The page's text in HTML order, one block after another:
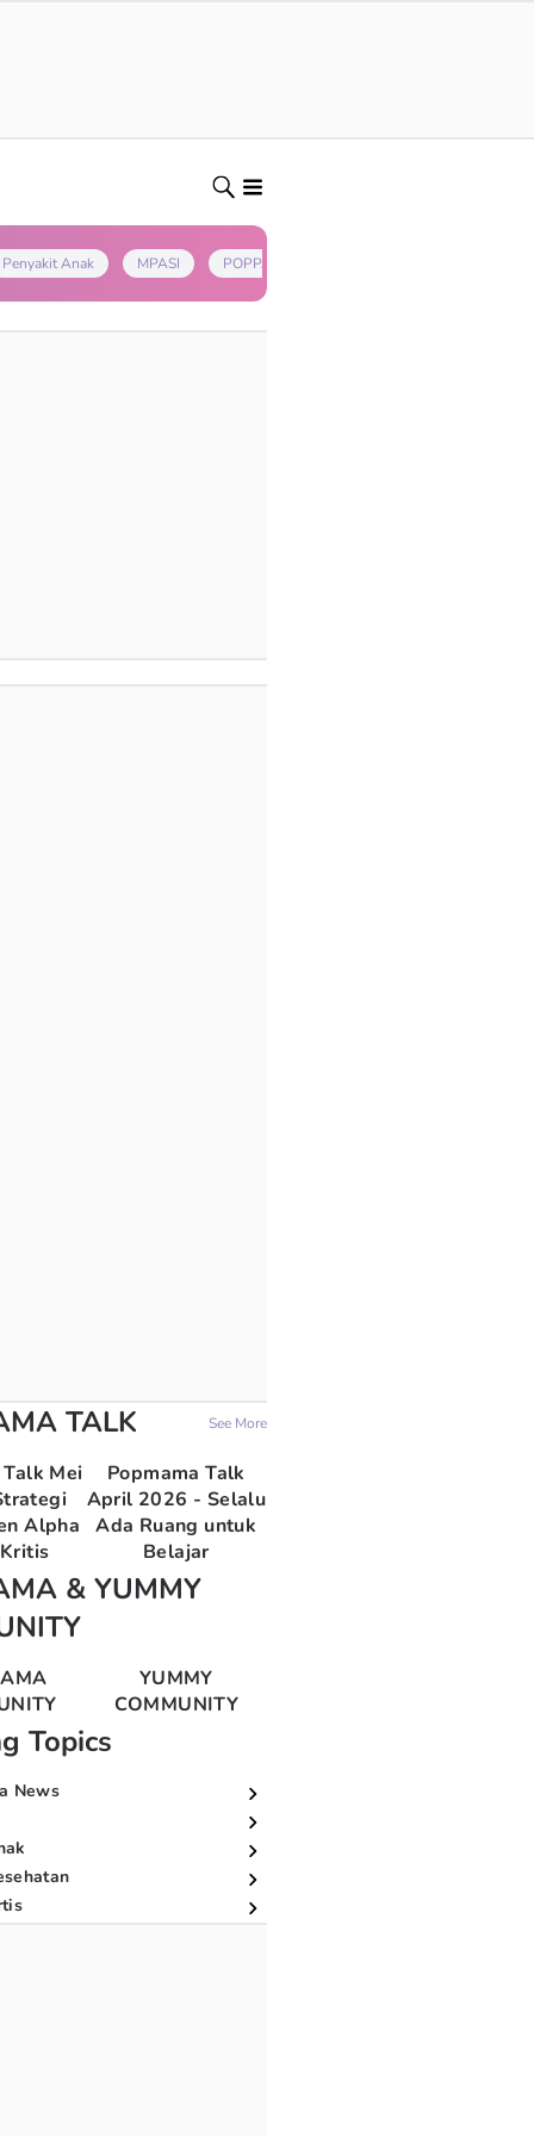
Penyakit Anak MPASI POPPAPA
TALK See More
Mei
Alpha
Popmama Talk
April 2026 - Selalu
Ada Ruang untuk
Belajar
& YUMMY
YUMMY
COMMUNITY
Topics
News